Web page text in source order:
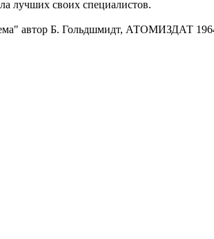
лучших своих специалистов.
автор Б. Гольдшмидт, АТОМИЗДАТ